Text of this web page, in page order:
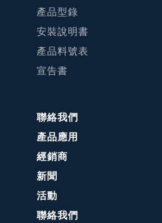
產品型錄
安裝說明書
產品料號表
宣告書
聯絡我們
產品應用
經銷商
新聞
活動
聯絡我們